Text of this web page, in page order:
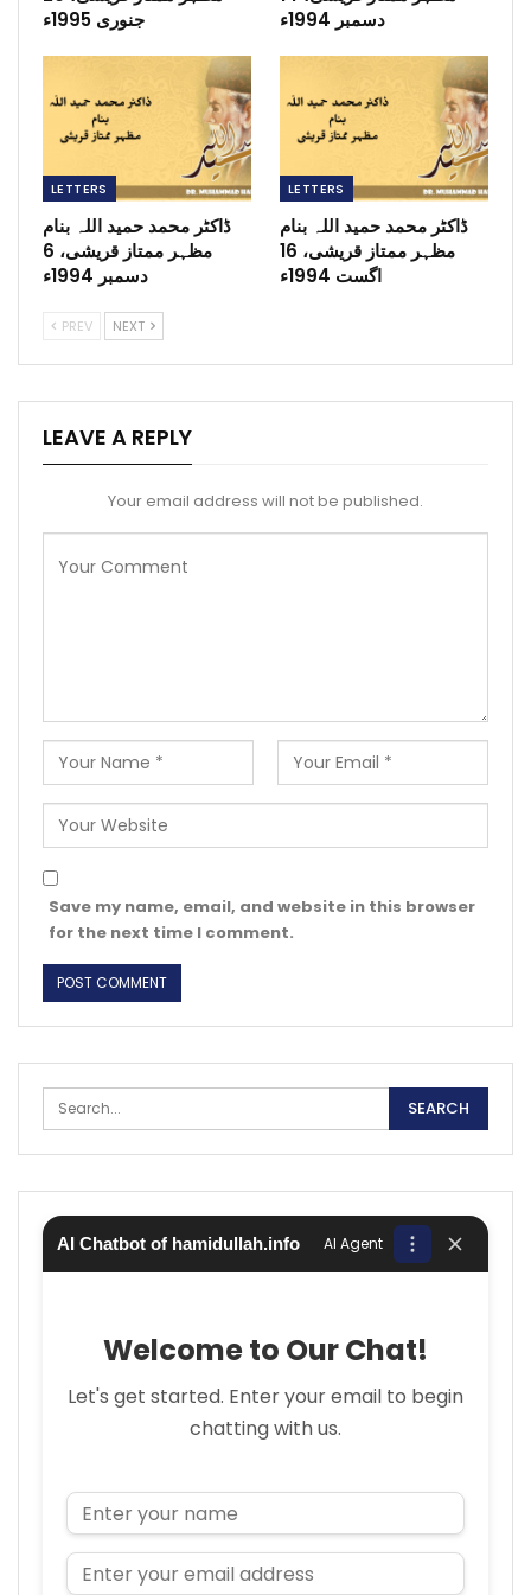
جنوری 1995ء
دسمبر 1994ء
LETTERS
ڈاکٹر محمد حمید اللہ بنام
مظہر ممتاز قریشی، 6
دسمبر 1994ء
LETTERS
ڈاکٹر محمد حمید اللہ بنام
مظہر ممتاز قریشی، 16
اگست 1994ء
PREV NEXT
LEAVE A REPLY
Your email address will not be published.
Save my name, email, and website in this browser
for the next time I comment.
AI Chatbot of hamidullah.info AI Agent
Welcome to Our Chat!
Let's get started. Enter your email to begin
chatting with us.
Name
Email Address